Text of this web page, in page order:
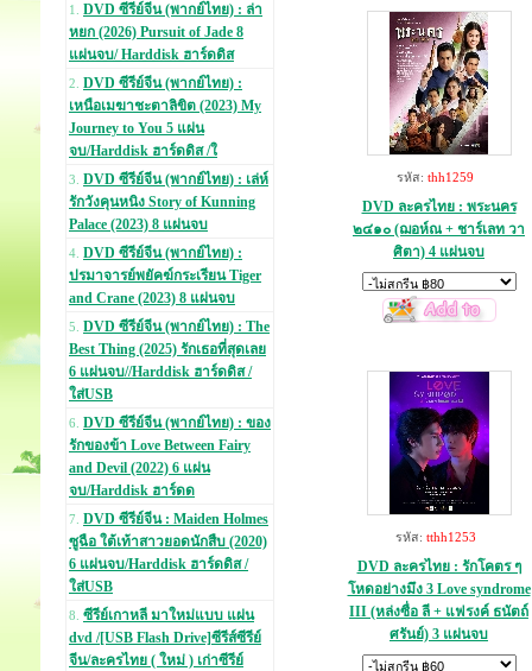
1. DVD ซีรีย์จีน (พากย์ไทย) : ล่า
หยก (2026) Pursuit of Jade 8
แผ่นจบ/ Harddisk ฮาร์ดดิส
2. DVD ซีรีย์จีน (พากย์ไทย) :
เหนือเมฆาชะตาลิขิต (2023) My
Journey to You 5 แผ่น
จบ/Harddisk ฮาร์ดดิส /ใ
3. DVD ซีรีย์จีน (พากย์ไทย) : เล่ห์
รักวังคุนหนิง Story of Kunning
Palace (2023) 8 แผ่นจบ
4. DVD ซีรีย์จีน (พากย์ไทย) :
ปรมาจารย์พยัคฆ์กระเรียน Tiger
and Crane (2023) 8 แผ่นจบ
5. DVD ซีรีย์จีน (พากย์ไทย) : The
Best Thing (2025) รักเธอที่สุดเลย
6 แผ่นจบ//Harddisk ฮาร์ดดิส /
ใส่USB
6. DVD ซีรีย์จีน (พากย์ไทย) : ของ
รักของข้า Love Between Fairy
and Devil (2022) 6 แผ่น
จบ/Harddisk ฮาร์ดด
7. DVD ซีรีย์จีน : Maiden Holmes
ซูฉือ ใต้เท้าสาวยอดนักสืบ (2020)
6 แผ่นจบ/Harddisk ฮาร์ดดิส /
ใส่USB
8. ซีรีย์เกาหลี มาใหม่แบบ แผ่น
dvd /[USB Flash Drive]ซีรีส์ซีรีย์
จีน/ละครไทย ( ใหม่ ) เก่าซีรีย์
รหัส: thh1259
DVD ละครไทย : พระนคร
๒๔๑๐ (ฌอห์ณ + ชาร์เลท วา
ศิตา) 4 แผ่นจบ
รหัส: tthh1253
DVD ละครไทย : รักโคตร ๆ
โหดอย่างมึง 3 Love syndrome
III (หล่งซื่อ ลี + แฟรงค์ ธนัตถ์
ศรันย์) 3 แผ่นจบ